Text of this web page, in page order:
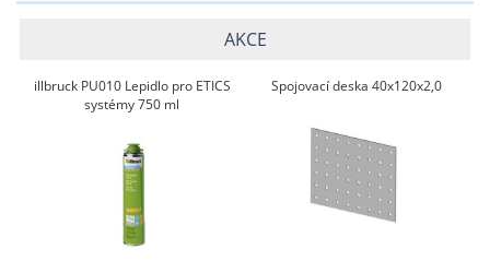
AKCE
illbruck PU010 Lepidlo pro ETICS
systémy 750 ml
Spojovací deska 40x120x2,0